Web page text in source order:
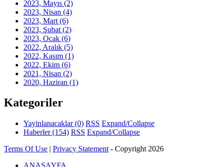
2023, Mayıs (2)
2023, Nisan (4)
2023, Mart (6)
2023, Şubat (2)
2023, Ocak (6)
2022, Aralık (5)
2022, Kasım (1)
2022, Ekim (6)
2021, Nisan (2)
2020, Haziran (1)
Kategoriler
Yayinlanacaklar(0) RSS Expand/Collapse
Haberler(154) RSS Expand/Collapse
Terms Of Use | Privacy Statement - Copyright 2026